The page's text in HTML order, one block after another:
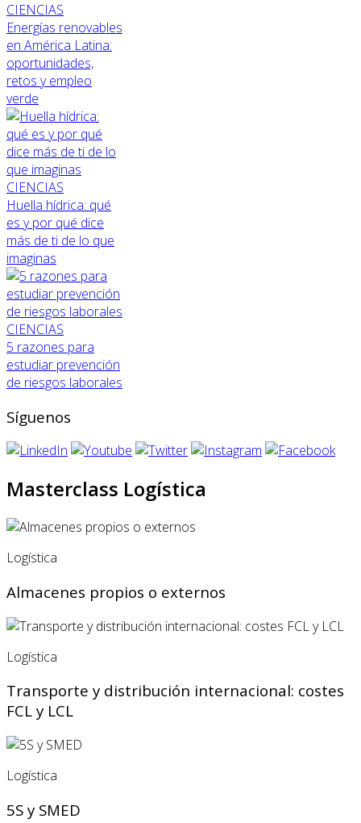
CIENCIAS
Energías renovables
en América Latina:
oportunidades,
retos y empleo
verde
CIENCIAS
Huella hídrica: qué
es y por qué dice
más de ti de lo que
imaginas
CIENCIAS
5 razones para
estudiar prevención
de riesgos laborales
Síguenos
Masterclass Logística
Logística
Almacenes propios o externos
Logística
Transporte y distribución internacional: costes
FCL y LCL
Logística
5S y SMED